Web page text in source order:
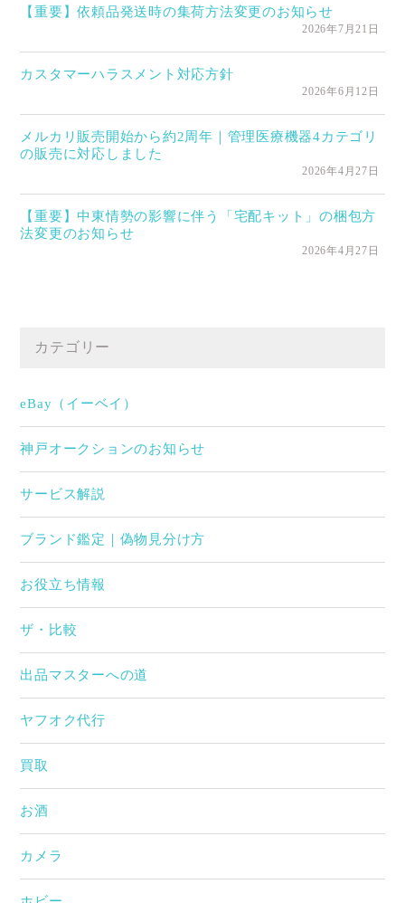
【重要】依頼品発送時の集荷方法変更のお知らせ
2026年7月21日
カスタマーハラスメント対応方針
2026年6月12日
メルカリ販売開始から約2周年｜管理医療機器4カテゴリ
の販売に対応しました
2026年4月27日
【重要】中東情勢の影響に伴う「宅配キット」の梱包方
法変更のお知らせ
2026年4月27日
カテゴリー
eBay（イーベイ）
神戸オークションのお知らせ
サービス解説
ブランド鑑定｜偽物見分け方
お役立ち情報
ザ・比較
出品マスターへの道
ヤフオク代行
買取
お酒
カメラ